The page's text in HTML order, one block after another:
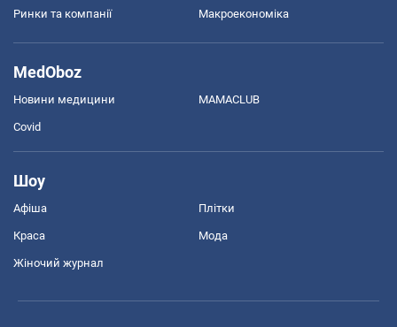
Ринки та компанії Макроекономіка
MedOboz
Новини медицини MAMACLUB
Covid
Шоу
Афіша Плітки
Краса Мода
Жіночий журнал